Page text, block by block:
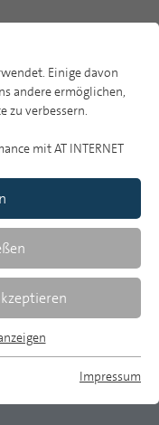
und
Einige davon
andere ermöglichen,
zu verbessern.
mit AT INTERNET
Funktionen derImpressum